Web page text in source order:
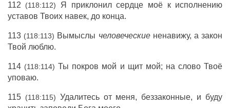
112 (118:112)
Я приклонил сердце моё к исполнению
уставов Твоих навек, до конца.
113 (118:113) Вымыслы человеческиененавижу, а закон
Твой люблю.
114 (118:114) Ты покров мой и щит мой; на слово Твоё
уповаю.
115 (118:115) Удалитесь от меня, беззаконные, и буду